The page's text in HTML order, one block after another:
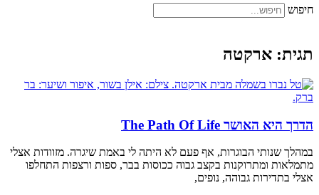
חיפוש
תגית: ארקטה
הדרך היא האושר The Path Of Life
במהלך שנותי הבוגרות, אף פעם לא היתה לי באמת שיגרה. מזוודות אצלי
מתמלאות ומתרוקנות בקצב גבוה ככוסות בבר, ספות ורצפות התחלפו
אצלי בתדירות גבוהה, נופים,